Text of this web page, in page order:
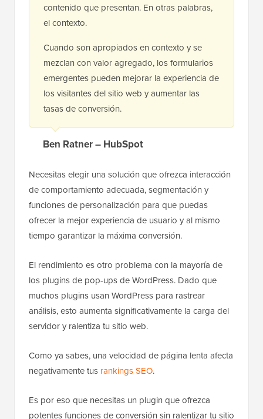
contenido que presentan. En otras palabras,
el contexto.
Cuando son apropiados en contexto y se
mezclan con valor agregado, los formularios
emergentes pueden mejorar la experiencia de
los visitantes del sitio web y aumentar las
tasas de conversión.
Ben Ratner – HubSpot
Necesitas elegir una solución que ofrezca interacción
de comportamiento adecuada, segmentación y
funciones de personalización para que puedas
ofrecer la mejor experiencia de usuario y al mismo
tiempo garantizar la máxima conversión.
El rendimiento es otro problema con la mayoría de
los plugins de pop-ups de WordPress. Dado que
muchos plugins usan WordPress para rastrear
análisis, esto aumenta significativamente la carga del
servidor y ralentiza tu sitio web.
Como ya sabes, una velocidad de página lenta afecta
negativamente tus rankings SEO.
Es por eso que necesitas un plugin que ofrezca
potentes funciones de conversión sin ralentizar tu sitio